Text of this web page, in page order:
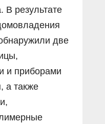
В результате
две
и приборами
а также